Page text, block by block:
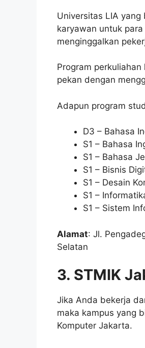
Universitas LIA
karyawan untuk
menginggalkan
Program
pekan dengan
Adapun program
D3 – Bahasa
S1 – Bahasa
S1 – Bahasa
S1 – Bisnis
S1 – Desain
S1 –
S1 – Sistem
Alamat: Jl.
Selatan
3. STMIK
Jika Anda bekerja
maka kampus yang
Komputer Jakarta.